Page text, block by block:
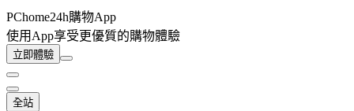
PChome24h購物App
使用App享受更優質的購物體驗
立即體驗
全站